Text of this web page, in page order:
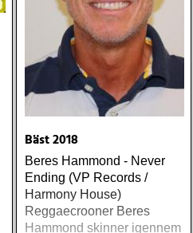
Bäst 2018
Beres Hammond - Never
Ending (VP Records /
Harmony House)
Reggaecrooner Beres
Hammond skinner igennem